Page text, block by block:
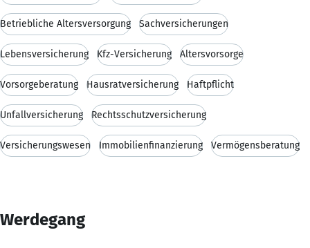
Betriebliche Altersversorgung Sachversicherungen
Lebensversicherung Kfz-Versicherung Altersvorsorge
Vorsorgeberatung Hausratversicherung Haftpflicht
Unfallversicherung Rechtsschutzversicherung
Versicherungswesen Immobilienfinanzierung Vermögensberatung
Werdegang